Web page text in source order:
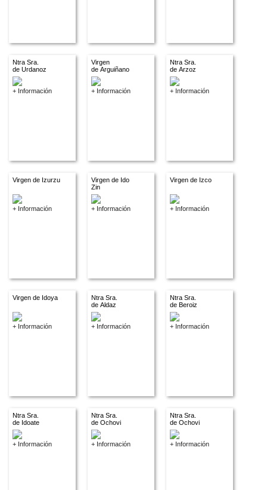
Ntra Sra.
de Urdanoz
+ Información
Virgen
de Arguiñano
+ Información
Ntra Sra.
de Arzoz
+ Información
Virgen de Izurzu
+ Información
Virgen de Ido
Zin
+ Información
Virgen de Izco
+ Información
Virgen de Idoya
+ Información
Ntra Sra.
de Aldaz
+ Información
Ntra Sra.
de Beroiz
+ Información
Ntra Sra.
de Idoate
+ Información
Ntra Sra.
de Ochovi
+ Información
Ntra Sra.
de Ochovi
+ Información